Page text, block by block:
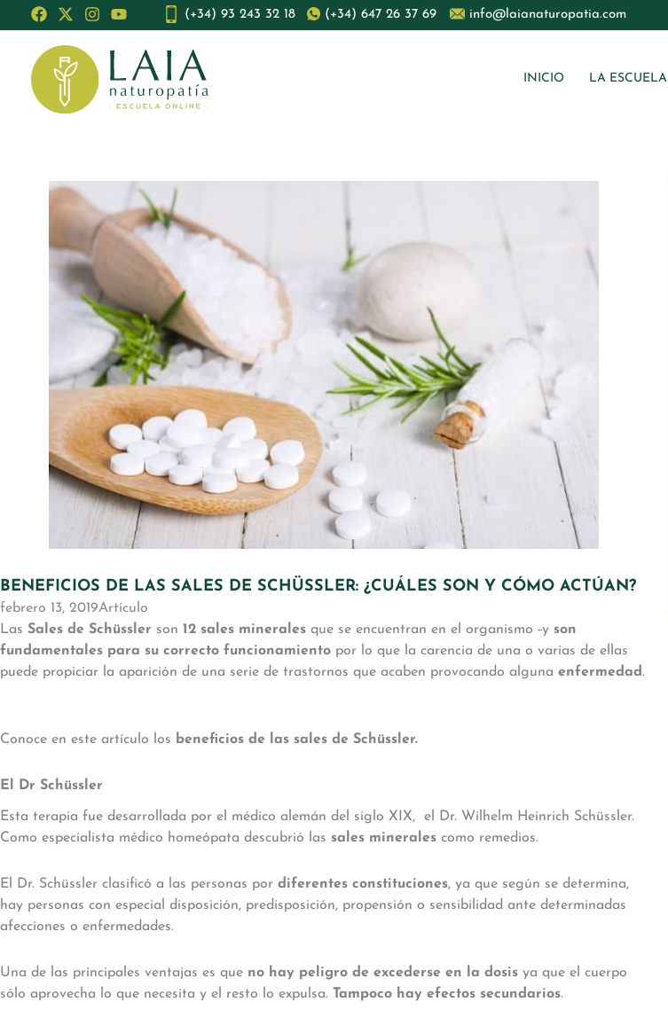
al
contenido
(+34) 93 243 32 18 (+34) 647 26 37 69 info@laianaturopatia.com
INICIO LA ESCUELA
BENEFICIOS DE LAS SALES DE SCHÜSSLER: ¿CUÁLES SON Y CÓMO ACTÚAN?
febrero 13, 2019Artículo
Las Sales de Schüssler son 12 sales minerales que se encuentran en el organismo y son
fundamentales para su correcto funcionamiento por lo que la carencia de una o varias de ellas
puede propiciar la aparición de una serie de trastornos que acaben provocando alguna enfermedad.
Conoce en este artículo los beneficios de las sales de Schüssler.
El Dr Schüssler
Esta terapia fue desarrollada por el médico alemán del siglo XIX, el Dr. Wilhelm Heinrich Schüssler.
Como especialista médico homeópata descubrió las sales minerales como remedios.
El Dr. Schüssler clasificó a las personas por diferentes constituciones, ya que según se determina,
hay personas con especial disposición, predisposición, propensión o sensibilidad ante determinadas
afecciones o enfermedades.
Una de las principales ventajas es que no hay peligro de excederse en la dosis ya que el cuerpo
sólo aprovecha lo que necesita y el resto lo expulsa. Tampoco hay efectos secundarios.